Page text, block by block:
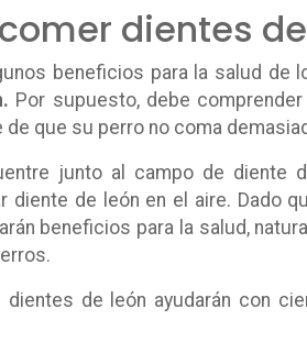
dientes
beneficios para la salud de
Por supuesto, debe
que su perro no coma
junto al campo de diente
de león en el aire. Dado
beneficios para la salud,
de león ayudarán con